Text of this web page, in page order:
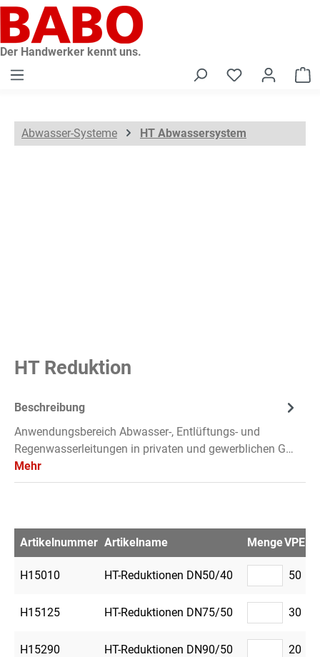
springen
Der Handwerker kennt uns.
Abwasser-Systeme HT Abwassersystem
HT Reduktion
Beschreibung
Anwendungsbereich Abwasser-, Entlüftungs- und
Regenwasserleitungen in privaten und gewerblichen G…
Mehr
Artikelnummer Artikelname MengeVPE
H15010 HT-Reduktionen DN50/40 50
H15125 HT-Reduktionen DN75/50 30
H15290 HT-Reduktionen DN90/50 20